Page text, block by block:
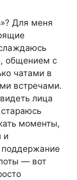
Для меня
общением с
чатами в
встречами.
лица
моменты,
и
поддержание
— вот